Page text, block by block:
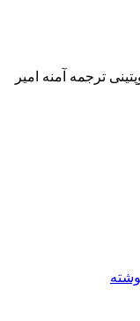
دوپتینی ترجمه آمنه امیر